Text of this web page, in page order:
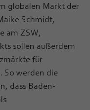
globalen Markt der
Schmidt,
am ZSW,
sollen außerdem
für
So werden die
dass Baden-